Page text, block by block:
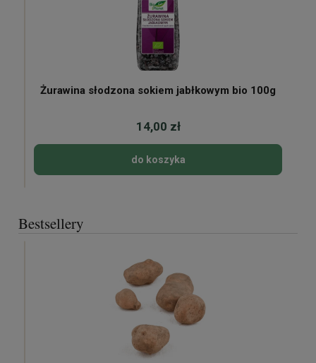
Żurawina słodzona sokiem jabłkowym bio 100g
14,00 zł
do koszyka
Bestsellery